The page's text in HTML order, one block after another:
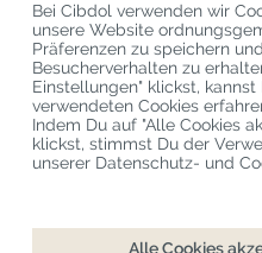
Aktuelle CBD-Blogs
Bei Cibdol verwenden wir
unsere Website
Präferenzen zu speichern
Besucherverhalten zu
Einstellungen" klickst,
verwendeten Cookies
Indem Du auf "Alle Cookies
klickst, stimmst Du der
unserer Datenschutz- und
Alle Cookies
Urheberrecht©Cibdol
Cibdol Germany,
KvK: 76495035